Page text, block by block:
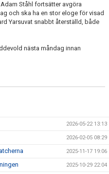
Ståhl fortsätter avgöra
och ska ha en stor eloge för visad
Yarsuvat snabbt återställd, både
nästa måndag innan
2026-05-22 13:13
2026-02-05 08:29
2025-11-17 19:06
2025-10-29 22:04